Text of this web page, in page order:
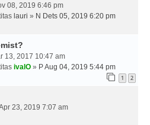
08, 2019 6:46 pm
lauri » N Dets 05, 2019 6:20 pm
13, 2017 10:47 am
ivalO » P Aug 04, 2019 5:44 pm
1 2
23, 2019 7:07 am